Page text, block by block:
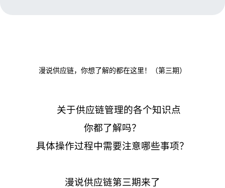
漫说供应链，你想了解的都在这里！（第三期）
关于供应链管理的各个知识点
你都了解吗？
具体操作过程中需要注意哪些事项？
漫说供应链第三期来了